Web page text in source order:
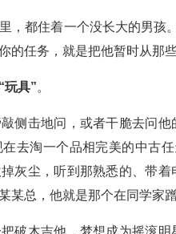
，都住着一个没长大的男孩
的任务，就是把他暂时从那
玩具”。
侧击地问，或者干脆去问
去淘一个品相完美的中古
灰尘，听到那熟悉的、带
某总，他就是那个在同学家
破木吉他，梦想成为摇滚